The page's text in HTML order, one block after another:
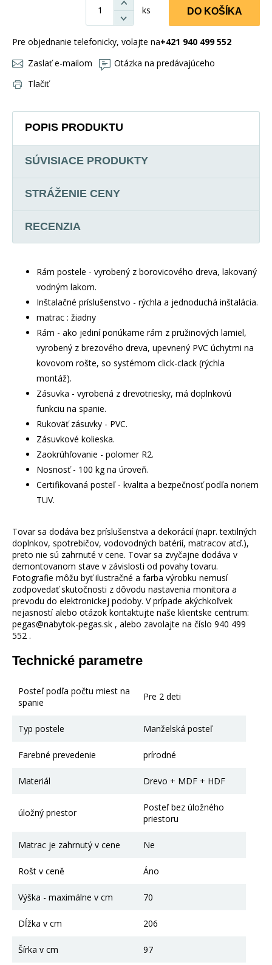
ks DO KOŠÍKA
Pre objednanie telefonicky, volajte na+421 940 499 552
Zaslať e-mailom
Otázka na predávajúceho
Tlačiť
POPIS PRODUKTU
SÚVISIACE PRODUKTY
STRÁŽENIE CENY
RECENZIA
Rám postele - vyrobený z borovicového dreva, lakovaný
vodným lakom.
Inštalačné príslušenstvo - rýchla a jednoduchá inštalácia.
matrac : žiadny
Rám - ako jediní ponúkame rám z pružinových lamiel,
vyrobený z brezového dreva, upevnený PVC úchytmi na
kovovom rošte, so systémom click-clack (rýchla
montáž).
Zásuvka - vyrobená z drevotriesky, má doplnkovú
funkciu na spanie.
Rukoväť zásuvky - PVC.
Zásuvkové kolieska.
Zaokrúhľovanie - polomer R2.
Nosnosť - 100 kg na úroveň.
Certifikovaná posteľ - kvalita a bezpečnosť podľa noriem
TUV.
Tovar sa dodáva bez príslušenstva a dekorácií (napr. textilných
doplnkov, spotrebičov, vodovodných batérií, matracov atď.),
preto nie sú zahrnuté v cene. Tovar sa zvyčajne dodáva v
demontovanom stave v závislosti od povahy tovaru.
Fotografie môžu byť ilustračné a farba výrobku nemusí
zodpovedať skutočnosti z dôvodu nastavenia monitora a
prevodu do elektronickej podoby. V prípade akýchkoľvek
nejasností alebo otázok kontaktujte naše klientske centrum:
pegas@nabytok-pegas.sk , alebo zavolajte na číslo 940 499
552 .
Technické parametre
Posteľ podľa počtu miest na
spanie
Pre 2 deti
Typ postele Manželská posteľ
Farebné prevedenie prírodné
Materiál Drevo + MDF + HDF
úložný priestor
Posteľ bez úložného
priestoru
Matrac je zahrnutý v cene Ne
Rošt v ceně Áno
Výška - maximálne v cm 70
Dĺžka v cm 206
Šírka v cm 97